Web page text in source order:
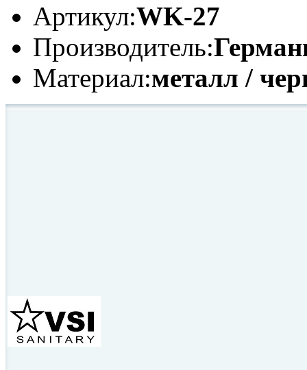
Артикул:WK-27
Производитель:
Материал:металл /